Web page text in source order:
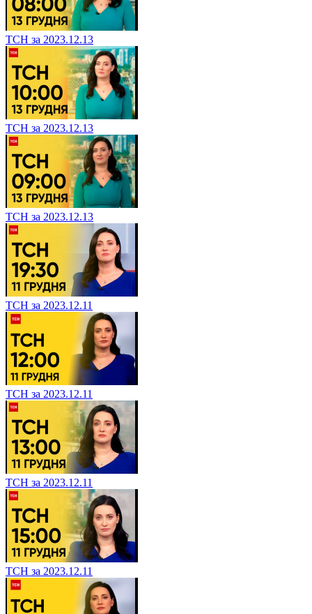
ТСН за 2023.12.13
ТСН за 2023.12.13
ТСН за 2023.12.13
ТСН за 2023.12.11
ТСН за 2023.12.11
ТСН за 2023.12.11
ТСН за 2023.12.11